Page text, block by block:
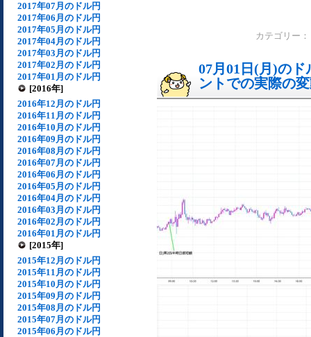
2017年07月のドル円
2017年06月のドル円
2017年05月のドル円
2017年04月のドル円
2017年03月のドル円
2017年02月のドル円
2017年01月のドル円
[2016年]
2016年12月のドル円
2016年11月のドル円
2016年10月のドル円
2016年09月のドル円
2016年08月のドル円
2016年07月のドル円
2016年06月のドル円
2016年05月のドル円
2016年04月のドル円
2016年03月のドル円
2016年02月のドル円
2016年01月のドル円
[2015年]
2015年12月のドル円
2015年11月のドル円
2015年10月のドル円
2015年09月のドル円
2015年08月のドル円
2015年07月のドル円
2015年06月のドル円
カテゴリー
07月01日(月)の
ントでの実際の